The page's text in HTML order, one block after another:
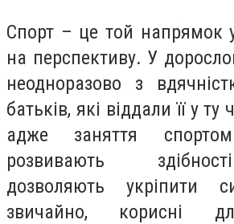
Спорт – це той напрямок
на перспективу. У
неодноразово з
батьків, які віддали її у
адже заняття
розвивають
дозволяють укріпити
звичайно, корисні